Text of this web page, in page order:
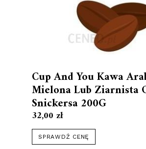
Cup And You Kawa
Mielona Lub Ziarnista
Snickersa 200G
32,00zł
SPRAWDŹ CENĘ